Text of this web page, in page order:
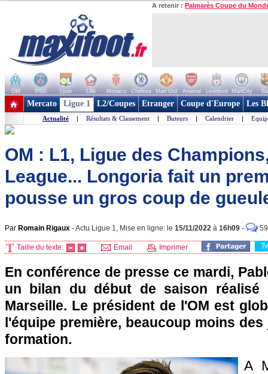
A retenir : Palmarès Coupe du
OM PSG Lyon Lille Monaco Chelsea Man Utd Arsenal Liverpool ManCity
+ de clubs
Mercato Ligue 1 L2/Coupes Etranger Coupe d'Europe Les
Actualité | Résultats & Classement | Buteurs | Calendrier |
OM : L1, Ligue des
League... Longoria fait un
pousse un gros coup de
Par Romain Rigaux -Actu Ligue 1, Mise en ligne: le 15/11/2022 à 16h09 - 59
Taille du texte: Email Imprimer
En conférence de presse ce mardi,
un bilan du début de saison réalisé
Marseille. Le président de l'OM est
l'équipe première, beaucoup moins
formation.
A